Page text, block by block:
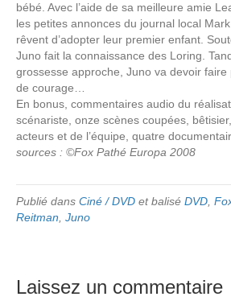
bébé. Avec l’aide de sa meilleure amie
les petites annonces du journal local
rêvent d’adopter leur premier enfant.
Juno fait la connaissance des Loring.
grossesse approche, Juno va devoir
de courage…
En bonus, commentaires audio du
scénariste, onze scènes coupées,
acteurs et de l’équipe, quatre
sources : ©Fox Pathé Europa 2008
Publié dans Ciné / DVD et balisé DVD,
Reitman, Juno
Laissez un commentaire